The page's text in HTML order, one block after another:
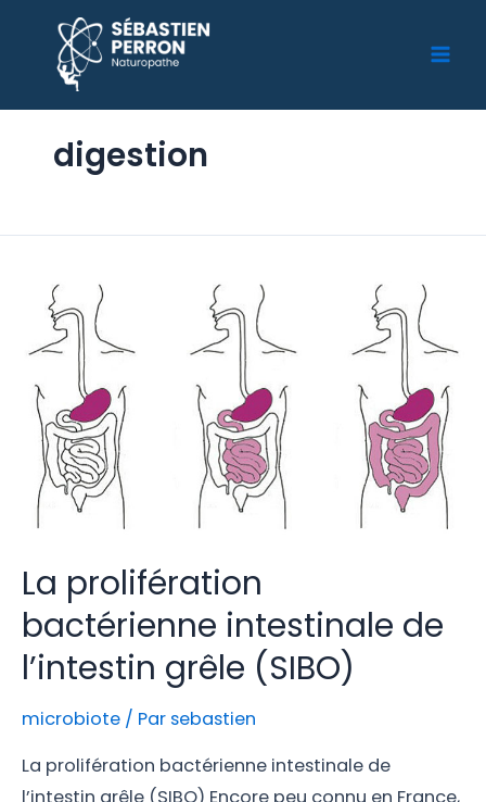
digestion
La prolifération
bactérienne intestinale de
l’intestin grêle (SIBO)
microbiote / Par sebastien
La prolifération bactérienne intestinale de
l’intestin grêle (SIBO) Encore peu connu en France,